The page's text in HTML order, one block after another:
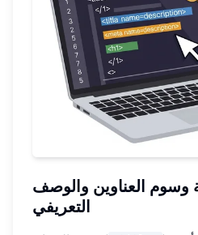
وسوم العناوين والوصف
التعريفي